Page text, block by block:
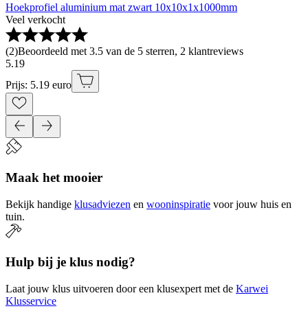
Hoekprofiel aluminium mat zwart 10x10x1x1000mm
Veel verkocht
(2)Beoordeeld met 3.5 van de 5 sterren, 2 klantreviews
5.19
Prijs: 5.19 euro
Maak het mooier
Bekijk handige klusadviezen en wooninspiratie voor jouw huis en
tuin.
Hulp bij je klus nodig?
Laat jouw klus uitvoeren door een klusexpert met de Karwei
Klusservice